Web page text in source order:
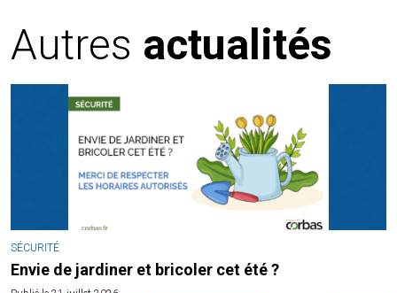
Autres actualités
SÉCURITÉ
Envie de jardiner et bricoler cet été ?